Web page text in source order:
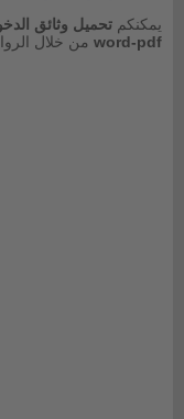
يمكنكم
word-pdfمن خلال